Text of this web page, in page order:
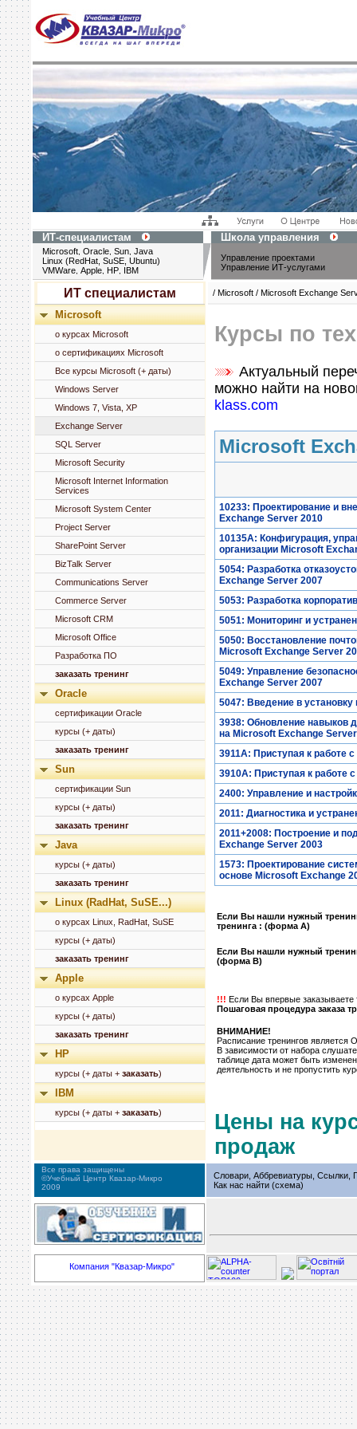
ИТ-специалистам Школа управления
Microsoft Oracle Sun Java
Linux (RedHat, SuSE, Ubuntu)
VMWare Apple HP IBM
Управление проектами
Управление ИТ-услугами
ИТ специалистам
Microsoft
о курсах Microsoft
о сертификациях Microsoft
Все курсы Microsoft (+ даты)
Windows Server
Windows 7, Vista, XP
Exchange Server
SQL Server
Microsoft Security
Microsoft Internet Information
Services
Microsoft System Center
Project Server
SharePoint Server
BizTalk Server
Communications Server
Commerce Server
Microsoft CRM
Microsoft Office
Разработка ПО
заказать тренинг
Oracle
сертификации Oracle
курсы (+ даты)
заказать тренинг
Sun
сертификации Sun
курсы (+ даты)
заказать тренинг
Java
курсы (+ даты)
заказать тренинг
Linux (RadHat, SuSE...)
о курсах Linux, RadHat, SuSE
курсы (+ даты)
заказать тренинг
Apple
о курсах Apple
курсы (+ даты)
заказать тренинг
HP
курсы (+ даты + заказать)
IBM
курсы (+ даты + заказать)
/ Microsoft / Microsoft Exchange
Курсы по
Актуальный
можно найти на
klass.com
Microsoft
10233: Проектирование и
Exchange Server 2010
10135A: Конфигурация,
организации Microsoft
5054: Разработка
Exchange Server 2007
5053: Разработка
5051: Мониторинг и
5050: Восстановление
Microsoft Exchange Server
5049: Управление
Exchange Server 2007
5047: Введение в
3938: Обновление навыков
на Microsoft Exchange
3911A: Приступая к работе
3910A: Приступая к работе
2400: Управление и
2011: Диагностика и
2011+2008: Построение и
Exchange Server 2003
1573: Проектирование
основе Microsoft Exchange
Если Вы нашли нужный
тренинга : (форма А)
Если Вы нашли нужный
(форма B)
!!! Если Вы впервые заказываете
Пошаговая процедура заказа
ВНИМАНИЕ!
Расписание тренингов
В зависимости от набора
таблице дата может быть
деятельность и не пропустить
Цены на
продаж
Все права защищены
©Учебный Центр Квазар-Микро
2009
Словари, Аббревиатуры, Ссылки,
Как нас найти (схема)
Компания "Квазар-Микро"